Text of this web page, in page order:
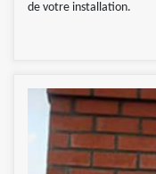
de votre installation.